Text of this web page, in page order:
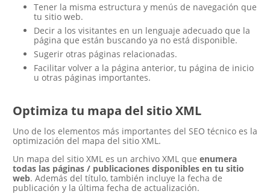
Tener la misma estructura y menús de navegación que
tu sitio web.
Decir a los visitantes en un lenguaje adecuado que la
página que están buscando ya no está disponible.
Sugerir otras páginas relacionadas.
Facilitar volver a la página anterior, tu página de inicio
u otras páginas importantes.
Optimiza tu mapa del sitio XML
Uno de los elementos más importantes del SEO técnico es la
optimización del mapa del sitio XML.
Un mapa del sitio XML es un archivo XML que enumera
todas las páginas / publicaciones disponibles en tu sitio
web. Además del título, también incluye la fecha de
publicación y la última fecha de actualización.